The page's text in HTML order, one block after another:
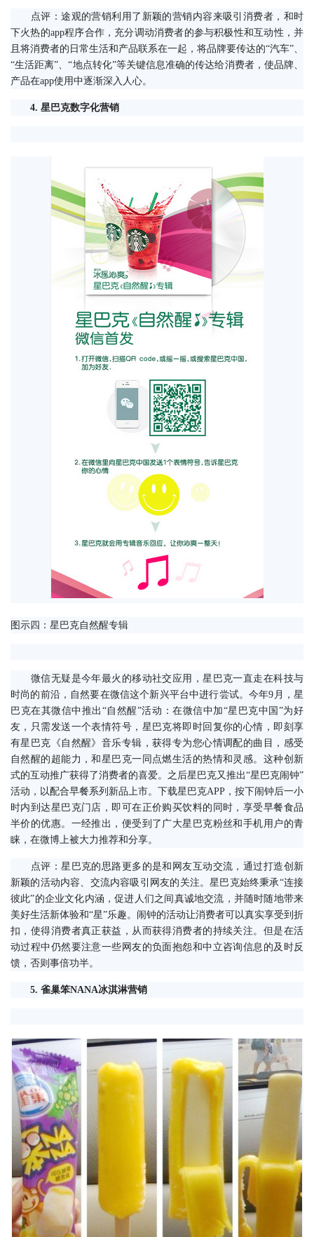
点评：途观的营销利用了新颖的营销内容来吸引消费者，和时
下火热的app程序合作，充分调动消费者的参与积极性和互动性，并
且将消费者的日常生活和产品联系在一起，将品牌要传达的“汽车”、
“生活距离”、“地点转化”等关键信息准确的传达给消费者，使品牌、
产品在app使用中逐渐深入人心。
4. 星巴克数字化营销
图示四：星巴克自然醒专辑
微信无疑是今年最火的移动社交应用，星巴克一直走在科技与
时尚的前沿，自然要在微信这个新兴平台中进行尝试。今年9月，星
巴克在其微信中推出“自然醒”活动：在微信中加“星巴克中国”为好
友，只需发送一个表情符号，星巴克将即时回复你的心情，即刻享
有星巴克《自然醒》音乐专辑，获得专为您心情调配的曲目，感受
自然醒的超能力，和星巴克一同点燃生活的热情和灵感。这种创新
式的互动推广获得了消费者的喜爱。之后星巴克又推出“星巴克闹钟”
活动，以配合早餐系列新品上市。下载星巴克APP，按下闹钟后一小
时内到达星巴克门店，即可在正价购买饮料的同时，享受早餐食品
半价的优惠。一经推出，便受到了广大星巴克粉丝和手机用户的青
睐，在微博上被大力推荐和分享。
点评：星巴克的思路更多的是和网友互动交流，通过打造创新
新颖的活动内容、交流内容吸引网友的关注。星巴克始终秉承“连接
彼此”的企业文化内涵，促进人们之间真诚地交流，并随时随地带来
美好生活新体验和“星”乐趣。闹钟的活动让消费者可以真实享受到折
扣，使得消费者真正获益，从而获得消费者的持续关注。但是在活
动过程中仍然要注意一些网友的负面抱怨和中立咨询信息的及时反
馈，否则事倍功半。
5. 雀巢笨NANA冰淇淋营销